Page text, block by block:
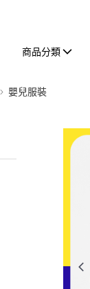
商品分類
嬰兒服裝